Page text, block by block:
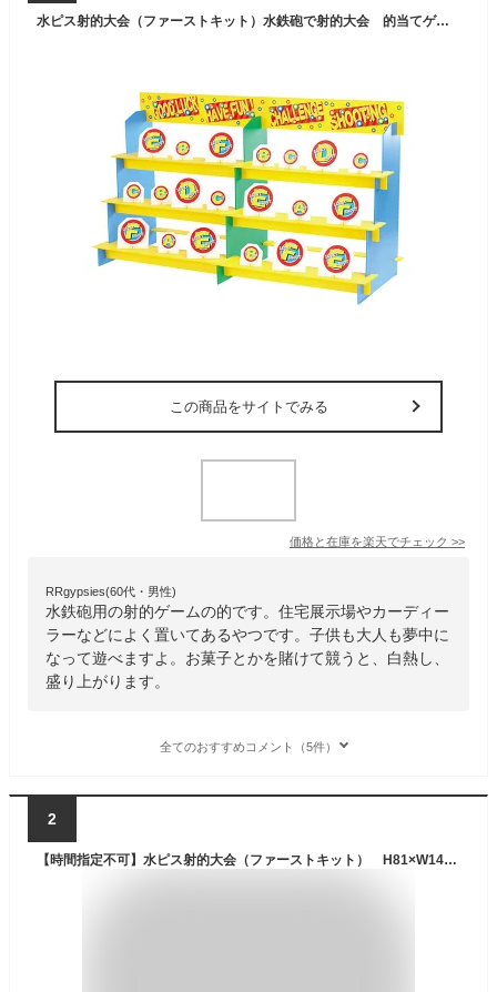
水ピス射的大会（ファーストキット）水鉄砲で射的大会 的当てゲーム 住宅展示場やカーディーラーなどで人気 販促イベントツール 屋外イベント 縁日 ウォーターガン 射的ゲーム
この商品をサイトでみる
価格と在庫を楽天でチェック >>
RRgypsies(60代・男性)
水鉄砲用の射的ゲームの的です。住宅展示場やカーディー
ラーなどによく置いてあるやつです。子供も大人も夢中に
なって遊べますよ。お菓子とかを賭けて競うと、白熱し、
盛り上がります。
全てのおすすめコメント（5件）
2
【時間指定不可】水ピス射的大会（ファーストキット） H81×W141.5×D50cm 【1セット入】水鉄砲で射的大会 的当てゲーム 住宅展示場やカーディーラーなどで人気 販促イベントツール 屋外イベント